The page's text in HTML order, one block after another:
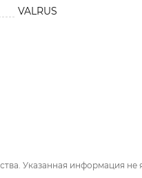
VALRUS
Указанная информация не